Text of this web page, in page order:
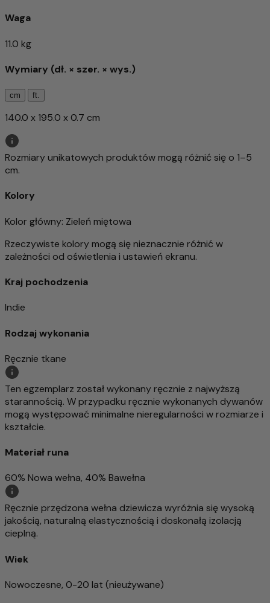
Waga
11.0 kg
Wymiary (dł. × szer. × wys.)
cm ft.
140.0 x 195.0 x 0.7 cm
Rozmiary unikatowych produktów mogą różnić się o 1–5
cm.
Kolory
Kolor główny: Zieleń miętowa
Rzeczywiste kolory mogą się nieznacznie różnić w
zależności od oświetlenia i ustawień ekranu.
Kraj pochodzenia
Indie
Rodzaj wykonania
Ręcznie tkane
Ten egzemplarz został wykonany ręcznie z najwyższą
starannością. W przypadku ręcznie wykonanych dywanów
mogą występować minimalne nieregularności w rozmiarze i
kształcie.
Materiał runa
60% Nowa wełna, 40% Bawełna
Ręcznie przędzona wełna dziewicza wyróżnia się wysoką
jakością, naturalną elastycznością i doskonałą izolacją
cieplną.
Wiek
Nowoczesne, 0-20 lat (nieużywane)